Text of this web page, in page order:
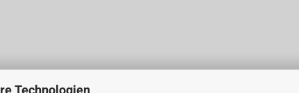
Technologien